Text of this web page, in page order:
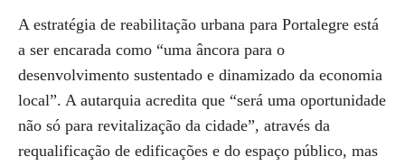
A estratégia de reabilitação urbana para Portalegre está
a ser encarada como “uma âncora para o
desenvolvimento sustentado e dinamizado da economia
local”. A autarquia acredita que “será uma oportunidade
não só para revitalização da cidade”, através da
requalificação de edificações e do espaço público, mas